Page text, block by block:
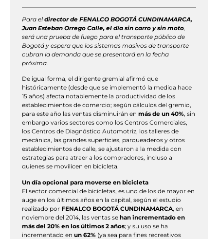
Para el director de FENALCO BOGOTÁ CUNDINAMARCA,
Juan Esteban Orrego Calle, el día sin carro y sin moto,
será una prueba de fuego para el transporte público de
Bogotá y espera que los sistemas masivos de transporte
cubran la demanda que se presentará en la fecha
próxima.
De igual forma, el dirigente gremial afirmó que
históricamente (desde que se implementó la medida hace
15 años) afecta notablemente la productividad de los
establecimientos de comercio; según cálculos del gremio,
para este año las ventas disminuirán en más de un 40%, sin
embargo varios sectores como los Centros Comerciales,
los Centros de Diagnóstico Automotriz, los talleres de
mecánica, las grandes superficies, parqueaderos y otros
establecimientos de calle, se ajustaron a la medida con
estrategias para atraer a los compradores, incluso a
quienes se movilicen en bicicleta.
Un día opcional para moverse en bicicleta
El sector comercial de bicicletas, es uno de los de mayor en
auge en los últimos años en la capital, según el estudio
realizado por FENALCO BOGOTÁ CUNDINAMARCA, en
noviembre del 2014, las ventas se han incrementado en
más del 20% en los últimos 2 años; y su uso se ha
incrementado en un 62% (ya sea para fines recreativos